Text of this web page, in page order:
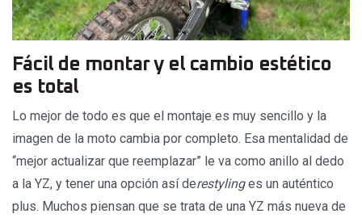
Fácil de montar y el cambio estético
es total
Lo mejor de todo es que el montaje es muy sencillo y la
imagen de la moto cambia por completo. Esa mentalidad de
“mejor actualizar que reemplazar” le va como anillo al dedo
a la YZ, y tener una opción así derestylinges un auténtico
plus. Muchos piensan que se trata de una YZ más nueva de